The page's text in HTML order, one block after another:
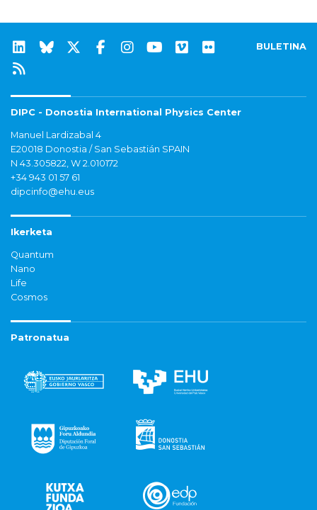
BULETINA
DIPC - Donostia International Physics Center
Manuel Lardizabal 4
E20018 Donostia / San Sebastián SPAIN
N 43.305822, W 2.010172
+34 943 01 57 61
dipcinfo@ehu.eus
Ikerketa
Quantum
Nano
Life
Cosmos
Patronatua